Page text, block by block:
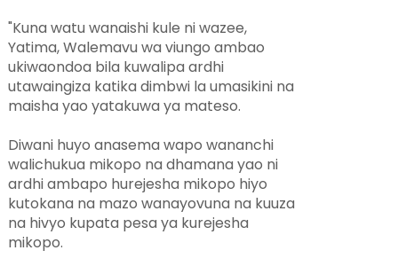
"Kuna watu wanaishi kule ni wazee,
Yatima, Walemavu wa viungo ambao
ukiwaondoa bila kuwalipa ardhi
utawaingiza katika dimbwi la umasikini na
maisha yao yatakuwa ya mateso.
Diwani huyo anasema wapo wananchi
walichukua mikopo na dhamana yao ni
ardhi ambapo hurejesha mikopo hiyo
kutokana na mazo wanayovuna na kuuza
na hivyo kupata pesa ya kurejesha
mikopo.